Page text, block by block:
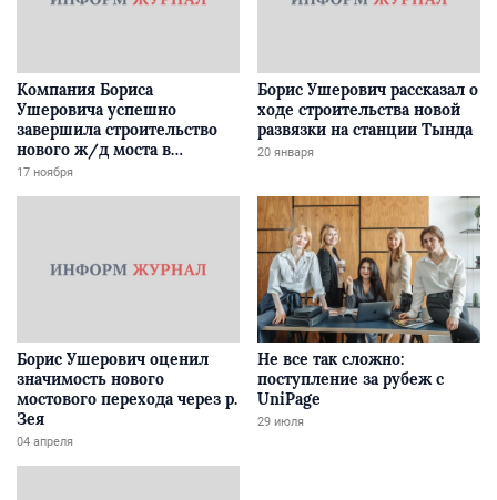
Компания Бориса
Ушеровича успешно
завершила строительство
нового ж/д моста в
Забайкалье
17 ноября
Борис Ушерович рассказал о
ходе строительства новой
развязки на станции Тында
20 января
Борис Ушерович оценил
значимость нового
мостового перехода через р.
Зея
04 апреля
Не все так сложно:
поступление за рубеж с
UniPage
29 июля